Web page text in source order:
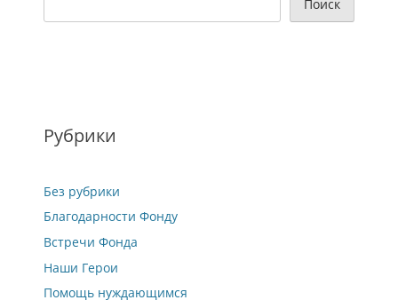
Поиск
Рубрики
Без рубрики
Благодарности Фонду
Встречи Фонда
Наши Герои
Помощь нуждающимся